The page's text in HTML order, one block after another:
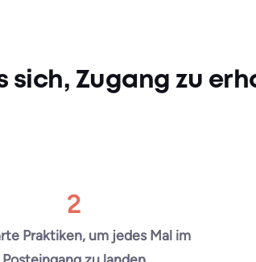
sich, Zugang zu
2
Praktiken, um jedes Mal im